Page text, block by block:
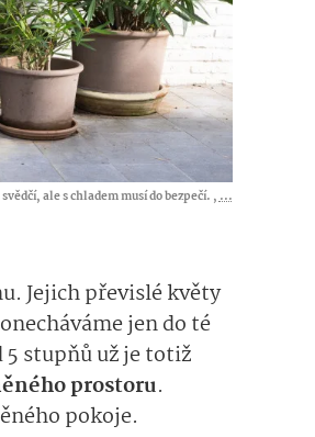
ale s chladem musí do bezpečí. ,...
Jejich převislé květy
jen do té
5 stupňů už je totiž
prostoru.
pokoje.